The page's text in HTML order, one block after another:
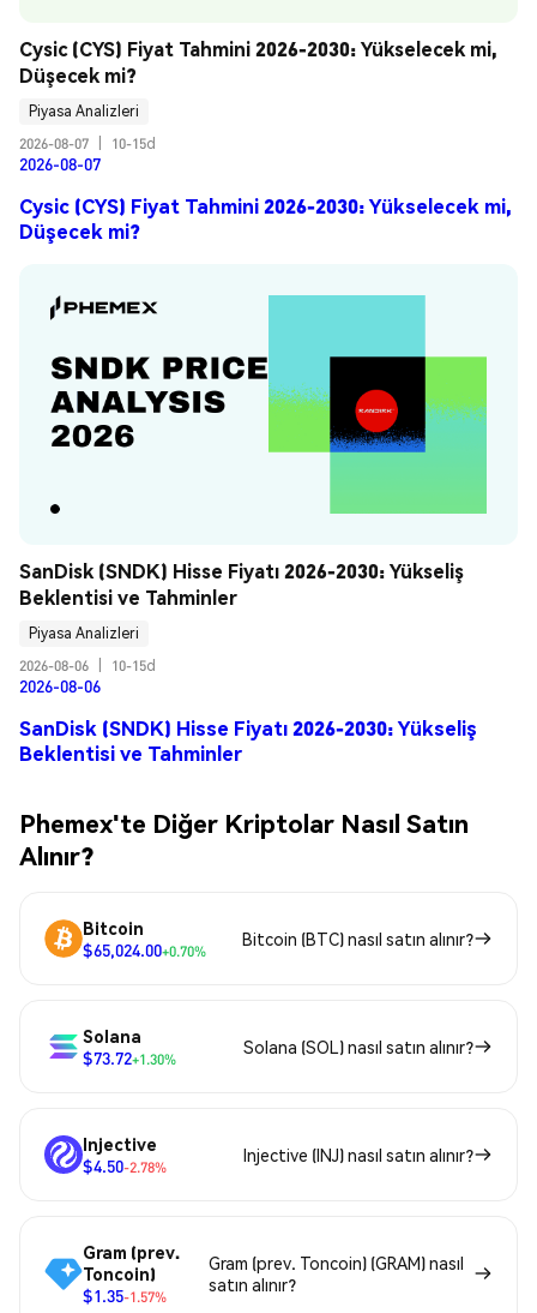
Cysic (CYS) Fiyat Tahmini 2026-2030: Yükselecek mi,
Düşecek mi?
Piyasa Analizleri
2026-08-07
10-15d
2026-08-07
Cysic (CYS) Fiyat Tahmini 2026-2030: Yükselecek mi,
Düşecek mi?
SanDisk (SNDK) Hisse Fiyatı 2026-2030: Yükseliş
Beklentisi ve Tahminler
Piyasa Analizleri
2026-08-06
10-15d
2026-08-06
SanDisk (SNDK) Hisse Fiyatı 2026-2030: Yükseliş
Beklentisi ve Tahminler
Phemex'te Diğer Kriptolar Nasıl Satın
Alınır?
Bitcoin
$65,024.00+0.70%
Bitcoin (BTC) nasıl satın alınır?
Solana
$73.72+1.30%
Solana (SOL) nasıl satın alınır?
Injective
$4.50-2.78%
Injective (INJ) nasıl satın alınır?
Gram (prev.
Toncoin)
$1.35-1.57%
Gram (prev. Toncoin) (GRAM) nasıl
satın alınır?